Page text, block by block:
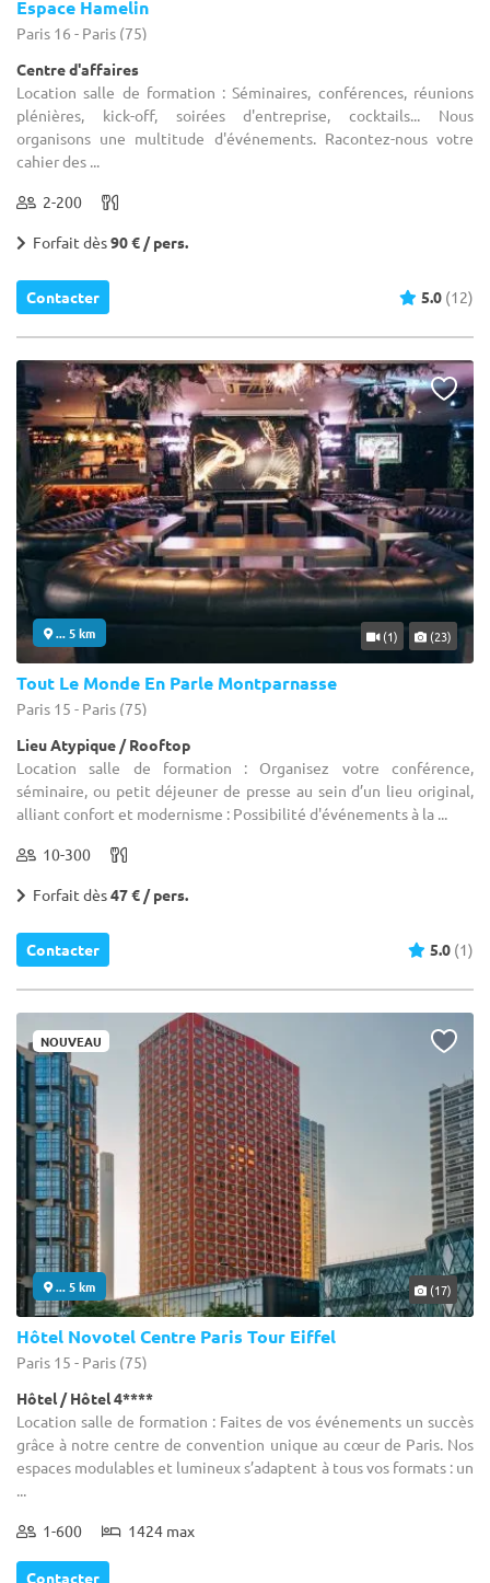
Espace Hamelin
Paris 16 - Paris (75)
Centre d'affaires
Location salle de formation : Séminaires, conférences, réunions
plénières, kick-off, soirées d'entreprise, cocktails... Nous
organisons une multitude d'événements. Racontez-nous votre
cahier des ...
2-200
Forfait dès90 € / pers.
Contacter 5.0 (12)
... 5 km (1) (23)
Tout Le Monde En Parle Montparnasse
Paris 15 - Paris (75)
Lieu Atypique / Rooftop
Location salle de formation : Organisez votre conférence,
séminaire, ou petit déjeuner de presse au sein d’un lieu original,
alliant confort et modernisme : Possibilité d'événements à la ...
10-300
Forfait dès47 € / pers.
Contacter 5.0 (1)
NOUVEAU
... 5 km (17)
Hôtel Novotel Centre Paris Tour Eiffel
Paris 15 - Paris (75)
Hôtel / Hôtel 4****
Location salle de formation : Faites de vos événements un succès
grâce à notre centre de convention unique au cœur de Paris. Nos
espaces modulables et lumineux s’adaptent à tous vos formats : un
...
1-600 1424 max
Contacter